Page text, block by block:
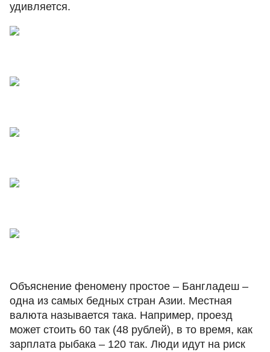
удивляется.
Объяснение феномену простое – Бангладеш –
одна из самых бедных стран Азии. Местная
валюта называется така. Например, проезд
может стоить 60 так (48 рублей), в то время, как
зарплата рыбака – 120 так. Люди идут на риск